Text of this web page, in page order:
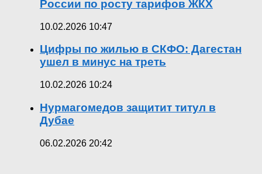
России по росту тарифов ЖКХ
10.02.2026 10:47
Цифры по жилью в СКФО: Дагестан
ушел в минус на треть
10.02.2026 10:24
Нурмагомедов защитит титул в
Дубае
06.02.2026 20:42